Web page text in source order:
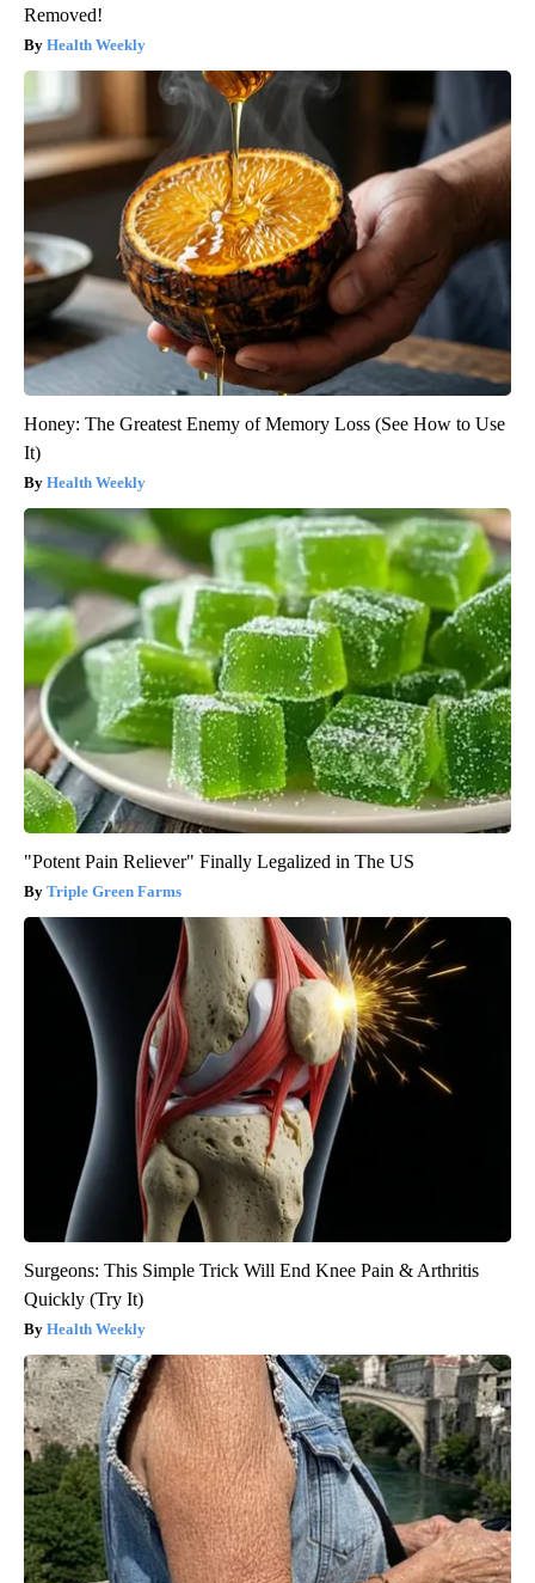
Removed!
Health Weekly
Honey: The Greatest Enemy of Memory Loss (See How to Use
It)
Health Weekly
"Potent Pain Reliever" Finally Legalized in The US
Triple Green Farms
Surgeons: This Simple Trick Will End Knee Pain & Arthritis
Quickly (Try It)
Health Weekly